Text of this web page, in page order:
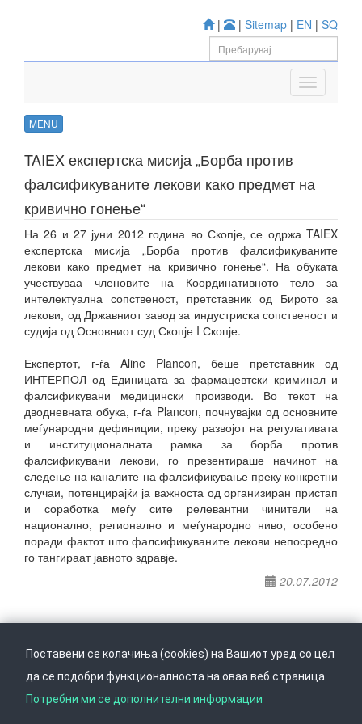
| | Sitemap | EN | SQ
MENU
TAIEX експертска мисија „Борба против
фалсификуваните лекови како предмет на
кривично гонење“
На 26 и 27 јуни 2012 година во Скопје, се одржа TAIEX
експертска мисија „Борба против фалсификуваните
лекови како предмет на кривично гонење“. На обуката
учествуваа членовите на Координативното тело за
интелектуална сопственост, претставник од Бирото за
лекови, од Државниот завод за индустриска сопственост и
судија од Основниот суд Скопје I Скопје.
Експертот, г-ѓа Aline Plancon, беше претставник од
ИНТЕРПОЛ од Единицата за фармацевтски криминал и
фалсификувани медицински производи. Во текот на
дводневната обука, г-ѓа Plancon, почнувајки од основните
меѓународни дефиниции, преку развојот на регулативата
и институционалната рамка за борба против
фалсификувани лекови, го презентираше начинот на
следење на каналите на фалсификување преку конкретни
случаи, потенцирајќи ја важноста од организиран пристап
и соработка меѓу сите релевантни чинители на
национално, регионално и меѓународно ниво, особено
поради фактот што фалсификуваните лекови непосредно
го тангираат јавното здравје.
20.07.2012
Врати се горе Следете не на
Поставени се колачиња (cookies) на Вашиот уред со цел
да се подобри функционалноста на оваа веб страница.
Потребни ми се дополнителни информации